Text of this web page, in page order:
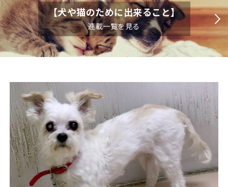
【犬や猫のために出来ること】
連載一覧を見る